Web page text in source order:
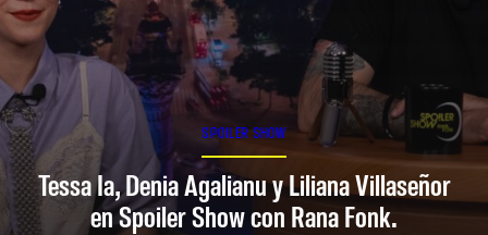
SPOILER SHOW
Tessa Ia, Denia Agalianu y Liliana Villaseñor
en Spoiler Show con Rana Fonk.